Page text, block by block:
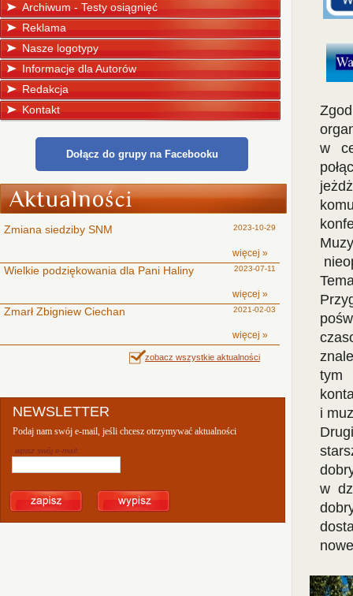
Archiwum - Testy osiągnięć
Reklama
Nasze logotypy
Informacje dla Autorów
Redakcja
Kontakt
Dołącz do grupy na Facebooku
Zmiana siedziby SNM 2023-10-29
więcej »
Wielkie podziękowania dla Pani Haliny 2023-07-11
więcej »
Zmarł Zbigniew Ciechan 2021-02-03
więcej »
zobacz wszystkie aktualności
NEWSLETTER
Podaj nam swój e-mail, jeśli chcesz otrzymywać aktualności
wpisz swój e-mail:
w
tym
i
w